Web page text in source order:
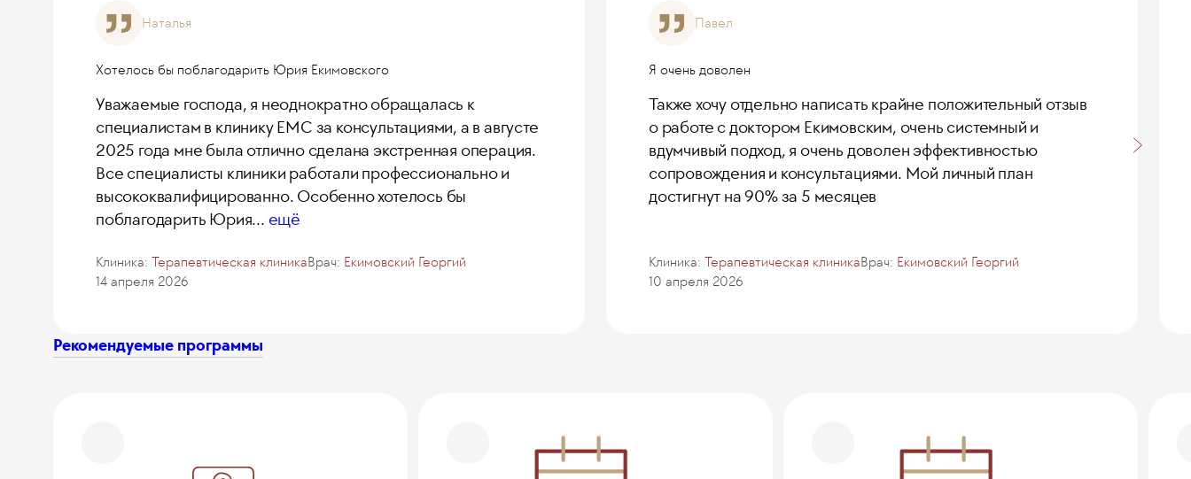
антивозрастной медицины
Яцишина Ольга
категории
Наталья
Хотелось бы поблагодарить Юрия Екимовского
Уважаемые господа, я неоднократно обращалась к
специалистам в клинику ЕМС за консультациями, а в августе
2025 года мне была отлично сделана экстренная операция.
Все специалисты клиники работали профессионально и
высококвалифицированно. Особенно хотелось бы
поблагодарить Юрия... ещё
Клиника: Терапевтическая клиникаВрач: Екимовский Георгий
14 апреля 2026
Павел
Я очень доволен
Также хочу отдельно написать крайне положительный отзыв
о работе с доктором Екимовским, очень системный и
вдумчивый подход, я очень доволен эффективностью
сопровождения и консультациями. Мой личный план
достигнут на 90% за 5 месяцев
Клиника: Терапевтическая клиникаВрач: Екимовский Георгий
10 апреля 2026
Рекомендуемые программы